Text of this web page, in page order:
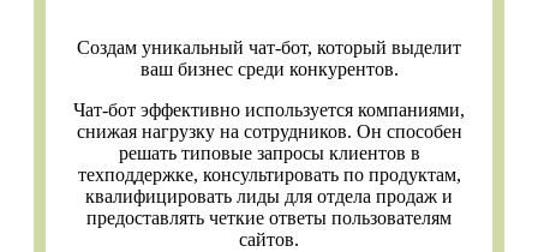
Создам уникальный чат-бот, который выделит
ваш бизнес среди конкурентов.
Чат-бот эффективно используется компаниями,
снижая нагрузку на сотрудников. Он способен
решать типовые запросы клиентов в
техподдержке, консультировать по продуктам,
квалифицировать лиды для отдела продаж и
предоставлять четкие ответы пользователям
сайтов.